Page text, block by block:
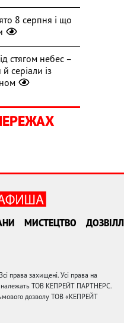
8 серпня і що
стягом небес –
серіали із
МИСТЕЦТВО
захищені. Усі права на
належать ТОВ КЕПРЕЙТ ПАРТНЕРС.
дозволу ТОВ «КЕПРЕЙТ